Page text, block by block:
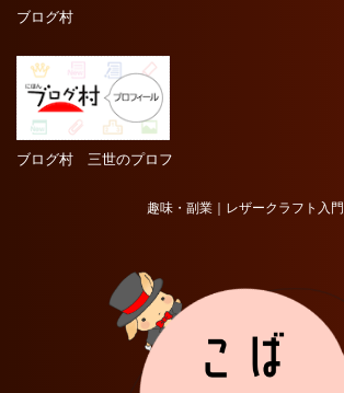
ブログ村
ブログ村 三世のプロフ
趣味・副業｜レザークラフト入門